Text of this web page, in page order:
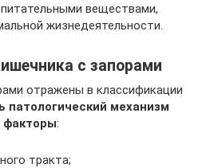
веществами,
жизнедеятельности.
с запорами
отражены в классификации
патологический механизм
:
тракта;